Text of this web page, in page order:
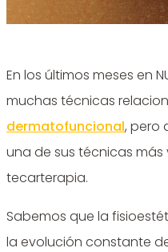
En los últimos meses en
muchas técnicas
dermatofuncional, pero
una de sus técnicas
tecarterapia.
Sabemos que la
la evolución constante